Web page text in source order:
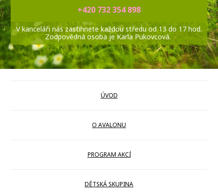
+420 732 354 898
V kanceláři nás zastihnete každou středu od 13 do 17 hod.
Zodpovědná osoba je Karla Pukovcová.
ÚVOD
O AVALONU
PROGRAM AKCÍ
DĚTSKÁ SKUPINA